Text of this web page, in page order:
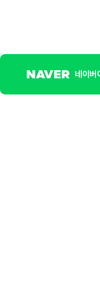
네이버